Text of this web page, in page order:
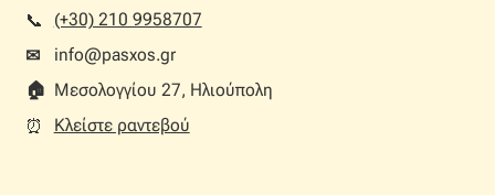
📞︎
(+30) 210 9958707
✉
info@pasxos.gr
🏠︎ Μεσολογγίου 27, Ηλιούπολη
⏰︎
Κλείστε ραντεβού